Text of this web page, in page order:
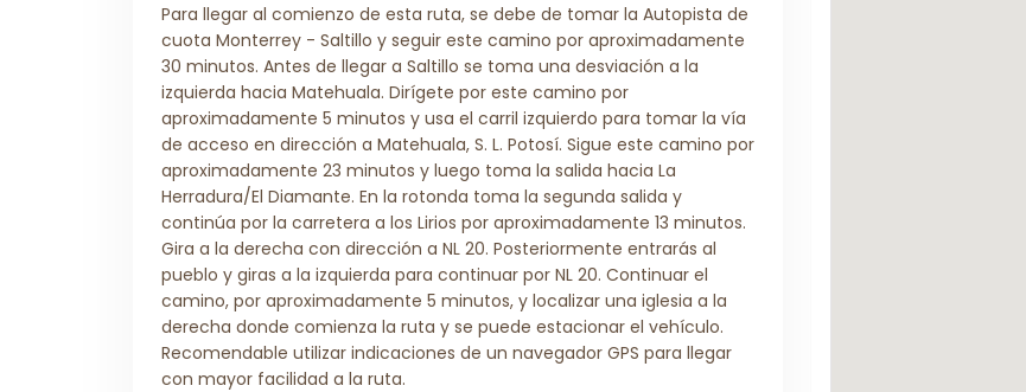
Para llegar al comienzo de esta ruta, se debe de tomar la Autopista de
cuota Monterrey - Saltillo y seguir este camino por aproximadamente
30 minutos. Antes de llegar a Saltillo se toma una desviación a la
izquierda hacia Matehuala. Dirígete por este camino por
aproximadamente 5 minutos y usa el carril izquierdo para tomar la vía
de acceso en dirección a Matehuala, S. L. Potosí. Sigue este camino por
aproximadamente 23 minutos y luego toma la salida hacia La
Herradura/El Diamante. En la rotonda toma la segunda salida y
continúa por la carretera a los Lirios por aproximadamente 13 minutos.
Gira a la derecha con dirección a NL 20. Posteriormente entrarás al
pueblo y giras a la izquierda para continuar por NL 20. Continuar el
camino, por aproximadamente 5 minutos, y localizar una iglesia a la
derecha donde comienza la ruta y se puede estacionar el vehículo.
Recomendable utilizar indicaciones de un navegador GPS para llegar
con mayor facilidad a la ruta.